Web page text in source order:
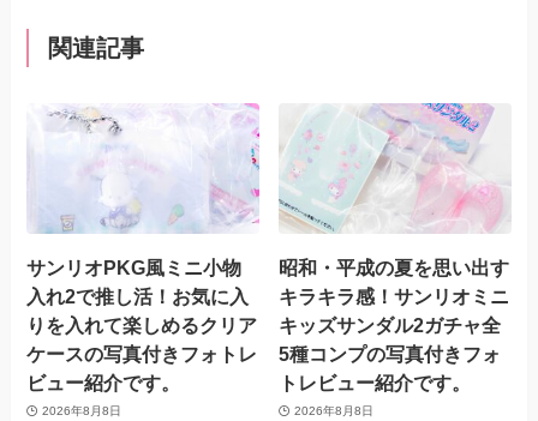
関連記事
サンリオPKG風ミニ小物
入れ2で推し活！お気に入
りを入れて楽しめるクリア
ケースの写真付きフォトレ
ビュー紹介です。
2026年8月8日
昭和・平成の夏を思い出す
キラキラ感！サンリオミニ
キッズサンダル2ガチャ全
5種コンプの写真付きフォ
トレビュー紹介です。
2026年8月8日